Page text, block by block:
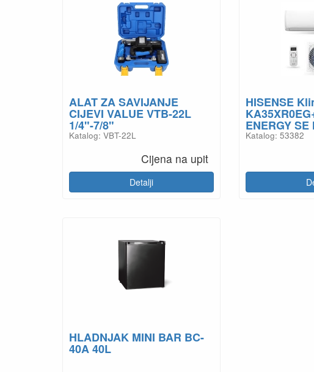
ALAT ZA SAVIJANJE
CIJEVI VALUE VTB-22L
Katalog: VBT-22L
Detalji
HISENSE
ENERGY
Katalog: 53382
HLADNJAK MINI BAR BC-